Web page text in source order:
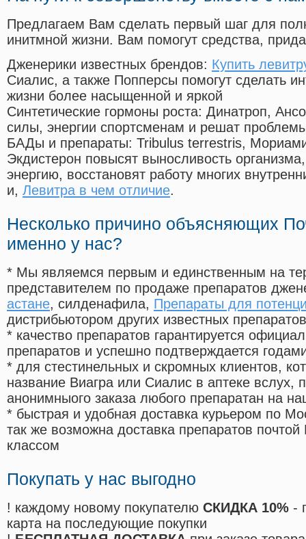
Предлагаем Вам сделать первый шаг для
инитмной жизни. Вам помогут средства,
Дженерики известных брендов: Купить
Сиалис, а также Попперсы помогут сделать
жизни более насыщенной и яркой
Синтетические гормоны роста: Динатроп,
силы, энергии спортсменам и решат
БАДы и препараты: Tribulus terrestris,
Экдистерон повысят выносливость
энергию, восстановят работу многих
и, Левитра в чем отличие.
Несколько причино объясняющих
именно у нас?
* Мы являемся первым и единственным на
представителем по продаже препаратов
астане, силденафила, Препараты для
дистрибьютором других известных препаратов
* качество препаратов гарантируется
препаратов и успешно подтверждается
* для стестинельных и скромных клиентов,
название Виагра или Сиалис в аптеке вслух,
анонимныого заказа любого препаратан на
* быстрая и удобная доставка курьером по
так же возможна доставка препаратов
классом
Покупать у нас выгодно
! каждому новому покупателю СКИДКА 10% -
карта на последующие покупки